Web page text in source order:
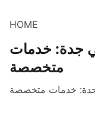
HOME
جدة: خدمات
متخصصة
جدة: خدمات متخصصة